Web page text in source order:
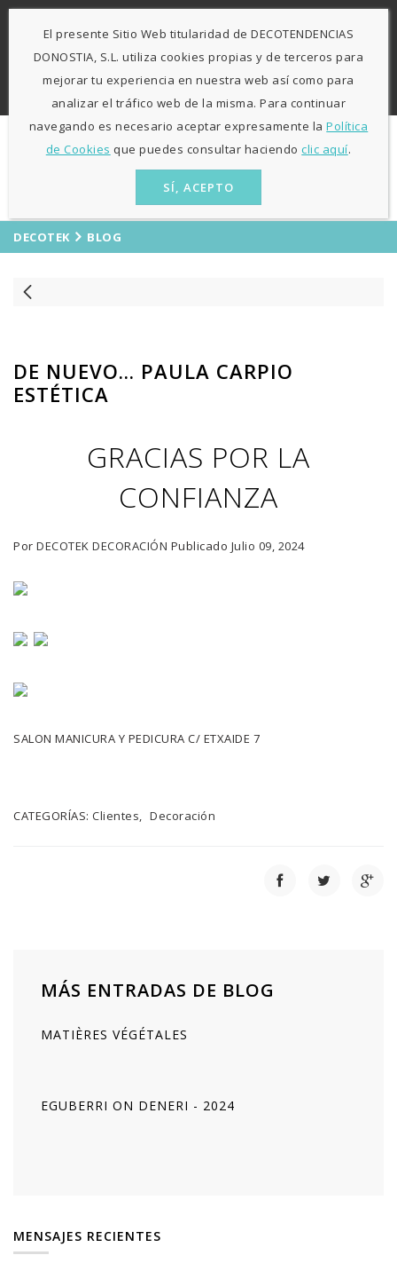
L-V: 9:30h - 13h / 15:30h - 19:30h S: 10h30 - 13h
DECOTEK BLOG
DE NUEVO... PAULA CARPIO
ESTÉTICA
GRACIAS POR LA
CONFIANZA
Por DECOTEK DECORACIÓN Publicado Julio 09, 2024
SALON MANICURA Y PEDICURA C/ ETXAIDE 7
CATEGORÍAS: Clientes Decoración
MÁS ENTRADAS DE BLOG
MATIÈRES VÉGÉTALES
EGUBERRI ON DENERI - 2024
MENSAJES RECIENTES
El presente Sitio Web titularidad de DECOTENDENCIAS
DONOSTIA, S.L. utiliza cookies propias y de terceros para
mejorar tu experiencia en nuestra web así como para
analizar el tráfico web de la misma. Para continuar
navegando es necesario aceptar expresamente laPolítica
de Cookies que puedes consultar haciendoclic aquí.
SÍ, ACEPTO